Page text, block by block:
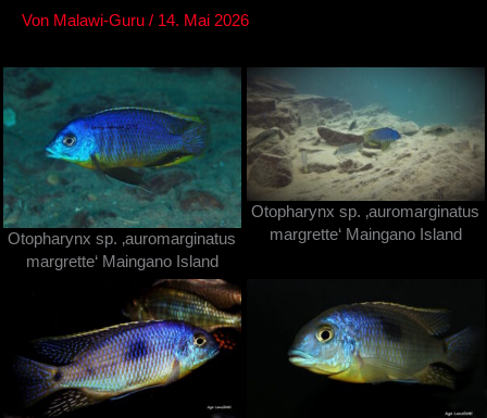
Von Malawi-Guru / 14. Mai 2026
Otopharynx sp. ‚auromarginatus
margrette‘ Maingano Island
Otopharynx sp. ‚auromarginatus
margrette‘ Maingano Island